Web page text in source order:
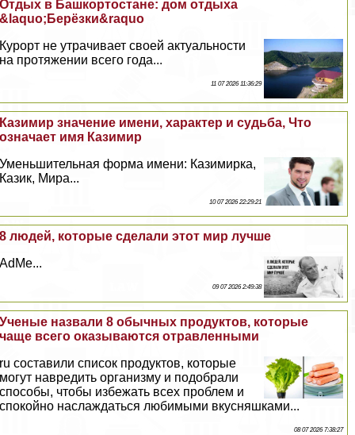
Отдых в Башкортостане: дом отдыха
&laquo;Берёзки&raquo
Курорт не утрачивает своей актуальности
на протяжении всего года...
11 07 2026 11:36:29
Казимир значение имени, хаpaктер и судьба, Что
означает имя Казимир
Уменьшительная форма имени: Казимирка,
Казик, Мира...
10 07 2026 22:29:21
8 людей, которые сделали этот мир лучше
AdMe...
09 07 2026 2:49:38
Ученые назвали 8 обычных продуктов, которые
чаще всего оказываются отравленными
ru составили список продуктов, которые
могут навредить организму и подобрали
способы, чтобы избежать всех проблем и
спокойно наслаждаться любимыми вкусняшками...
08 07 2026 7:38:27